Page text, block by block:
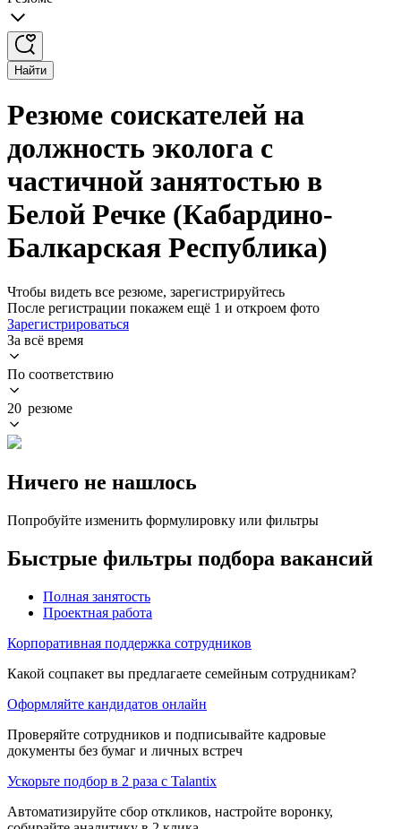
Найти
Резюме соискателей на
должность эколога с
частичной занятостью в
Белой Речке (Кабардино-
Балкарская Республика)
Чтобы видеть все резюме, зарегистрируйтесь
После регистрации покажем ещё 1 и откроем фото
Зарегистрироваться
За всё время
По соответствию
20 резюме
Ничего не нашлось
Попробуйте изменить формулировку или фильтры
Быстрые фильтры подбора вакансий
Полная занятость
Проектная работа
Корпоративная поддержка сотрудников
Какой соцпакет вы предлагаете семейным сотрудникам?
Оформляйте кандидатов онлайн
Проверяйте сотрудников и подписывайте кадровые
документы без бумаг и личных встреч
Ускорьте подбор в 2 раза с Talantix
Автоматизируйте сбор откликов, настройте воронку,